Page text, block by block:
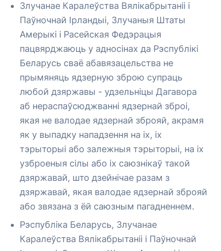
Злучанае Каралеўства Вялікабрытаніі і
Паўночнай Ірландыі, Злучаныя Штаты
Амерыкі і Расейская Федэрацыя
пацвярджаюць у адносінах да Рэспублікі
Беларусь сваё абавязацельства не
прымяняць ядзерную зброю супраць
любой дзяржавы - удзельніцы Дагавора
аб нераспаўсюджванні ядзернай зброі,
якая не валодае ядзернай зброяй, акрамя
як у выпадку нападзення на іх, іх
тэрыторыі або залежныя тэрыторыі, на іх
узброеныя сілы або іх саюзнікаў такой
дзяржавай, што дзейнічае разам з
дзяржавай, якая валодае ядзернай зброяй
або звязана з ёй саюзным пагадненнем.
Рэспубліка Беларусь, Злучанае
Каралеўства Вялікабрытаніі і Паўночнай